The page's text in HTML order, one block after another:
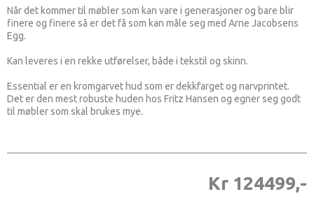
Når det kommer til møbler som kan vare i generasjoner og bare blir
finere og finere så er det få som kan måle seg med Arne Jacobsens
Egg.
Kan leveres i en rekke utførelser, både i tekstil og skinn.
Essential er en kromgarvet hud som er dekkfarget og narvprintet.
Det er den mest robuste huden hos Fritz Hansen og egner seg godt
til møbler som skal brukes mye.
Kr 124499,-